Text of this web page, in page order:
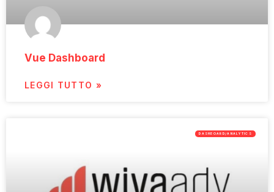
Vue Dashboard
LEGGI TUTTO »
DASHBOARD/ANALYTICS